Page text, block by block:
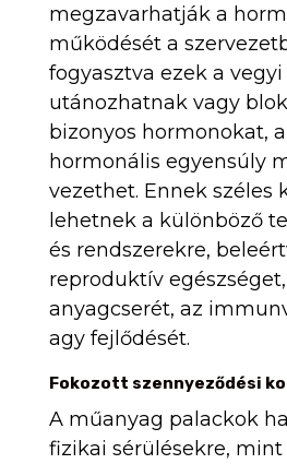
megzavarhatják a
működését a
fogyasztva ezek a
utánozhatnak vagy
bizonyos hormonokat,
hormonális egyensúly
vezethet. Ennek széles
lehetnek a különböző
és rendszerekre,
reproduktív
anyagcserét, az
agy fejlődését.
Fokozott szennyeződési
A műanyag palackok
fizikai sérülésekre, mint